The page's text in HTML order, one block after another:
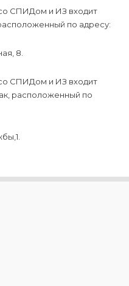
СПИДом и ИЗ входит
по адресу:
8.
СПИДом и ИЗ входит
расположенный по